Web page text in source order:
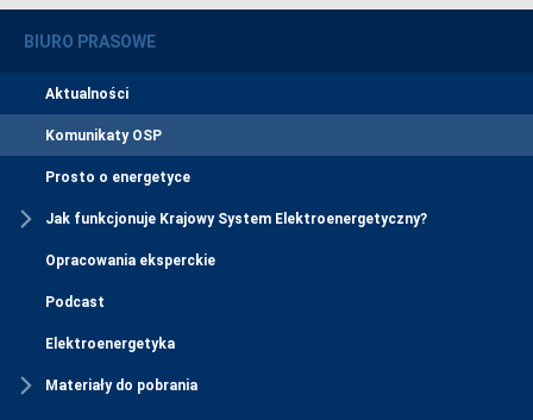
BIURO PRASOWE
Aktualności
Komunikaty OSP
Prosto o energetyce
Jak funkcjonuje Krajowy System Elektroenergetyczny?
Opracowania eksperckie
Podcast
Elektroenergetyka
Materiały do pobrania